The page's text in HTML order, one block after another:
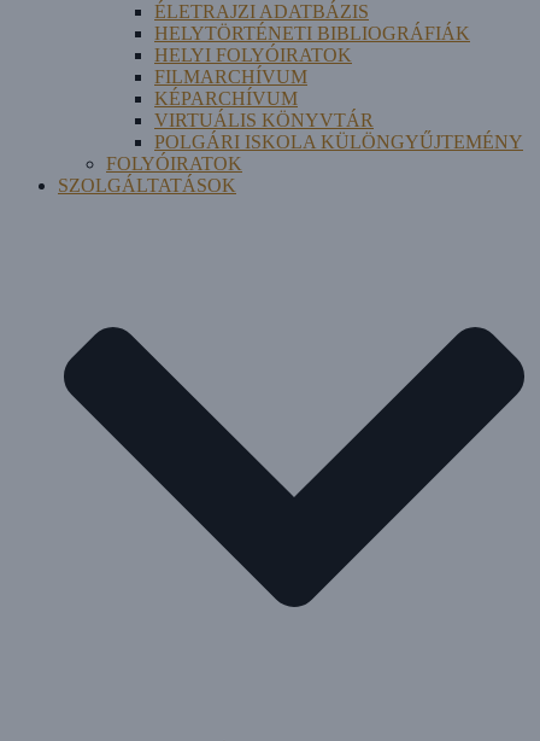
ÉLETRAJZI ADATBÁZIS
HELYTÖRTÉNETI BIBLIOGRÁFIÁK
HELYI FOLYÓIRATOK
FILMARCHÍVUM
KÉPARCHÍVUM
VIRTUÁLIS KÖNYVTÁR
POLGÁRI ISKOLA KÜLÖNGYŰJTEMÉNY
FOLYÓIRATOK
SZOLGÁLTATÁSOK